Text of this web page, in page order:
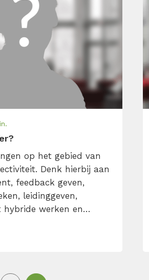
op het gebied van
Denk hierbij aan
feedback geven,
leidinggeven,
hybride werken en
door echte experts.
onze timemanagement